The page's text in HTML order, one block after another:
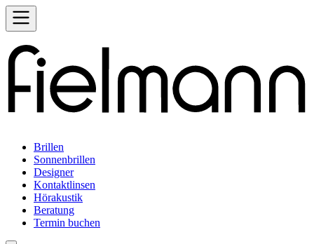
Brillen
Sonnenbrillen
Designer
Kontaktlinsen
Hörakustik
Beratung
Termin buchen